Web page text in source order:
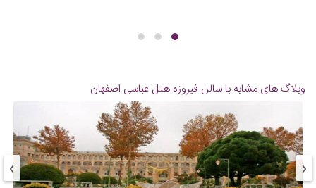
وبلاگ های مشابه با سالن فیروزه هتل عباسی اصفهان
‹
›